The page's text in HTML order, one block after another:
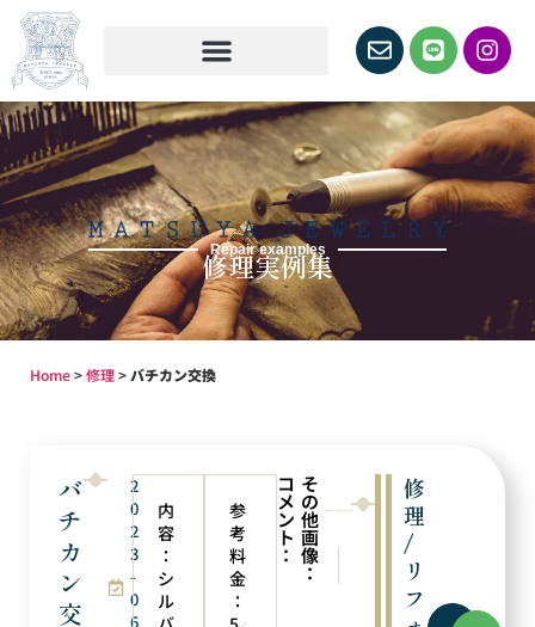
Repair examples
修理実例集
Home>修理>バチカン交換
バ
チ
カ
ン
交
2
0
2
3
-
0
6
内
容
：
シ
ル
参
考
料
金
：
コ
メ
ン
ト
：
そ
の
他
画
像
： ピアスへリフォーム
修
理
/
リ
フ